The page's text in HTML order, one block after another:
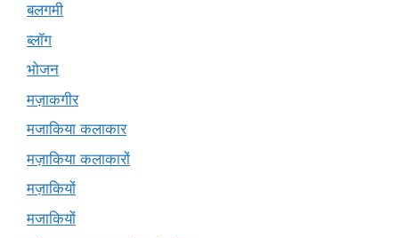
बलगमी
ब्लॉग
भोजन
मज़ाकगीर
मजाकिया कलाकार
मज़ाकिया कलाकारों
मज़ाकियों
मजाकियों